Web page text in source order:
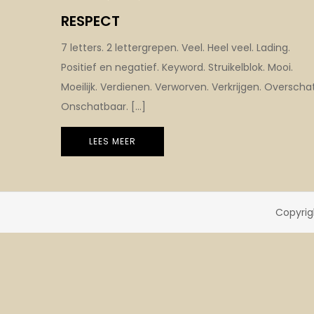
RESPECT
7 letters. 2 lettergrepen. Veel. Heel veel. Lading.
Positief en negatief. Keyword. Struikelblok. Mooi.
Moeilijk. Verdienen. Verworven. Verkrijgen.
Onschatbaar. […]
LEES MEER